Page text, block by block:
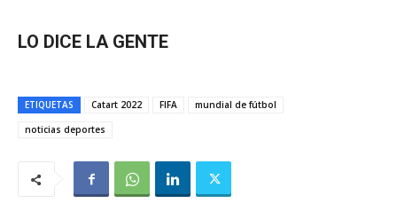
LO DICE LA GENTE
ETIQUETAS Catart 2022 FIFA
mundial de fútbol
noticias deportes